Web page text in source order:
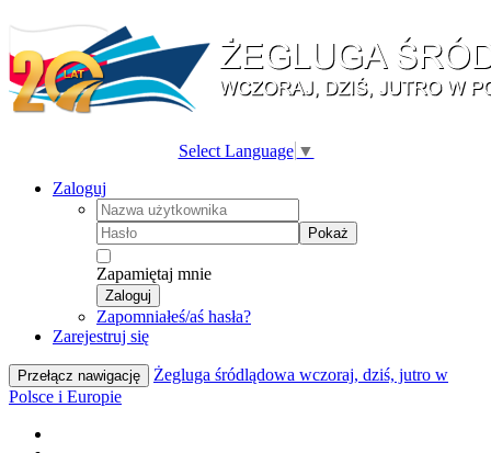
Select Language ▼
Zaloguj
Pokaż
Zapamiętaj mnie
Zaloguj
Zapomniałeś/aś hasła?
Zarejestruj się
Przełącz nawigację
Żegluga śródlądowa wczoraj, dziś, jutro w
Polsce i Europie